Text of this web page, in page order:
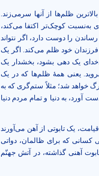
ظلم‌ها از آنها سرمی‌زند.
به‌نسبت کوچک‌تر اکتفا می‌کند،
را دوست دارد، اگر نتواند
فرزندان خود ظلم می‌کند. اگر یک
یک دهی بشود، بخشدار یک
یعنی همۀ ظلم‌ها که در یک
خواهد شد؛ مثلاً ستم‌گری که به
آورد، به دنیا و تمام مردم دنیا
یک تابوتی از آهن می‌آورند
کسانی که برای ظالمان، دواتی
آهنی گذاشته، در آتش جهنّم